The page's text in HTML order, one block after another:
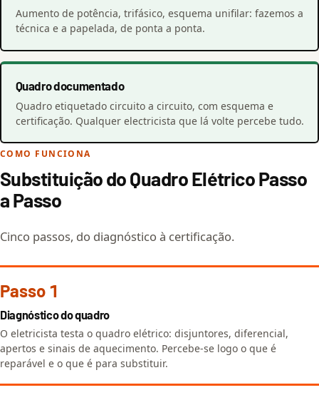
Aumento de potência, trifásico, esquema unifilar: fazemos a
técnica e a papelada, de ponta a ponta.
Quadro documentado
Quadro etiquetado circuito a circuito, com esquema e
certificação. Qualquer electricista que lá volte percebe tudo.
COMO FUNCIONA
Substituição do Quadro Elétrico Passo
a Passo
Cinco passos, do diagnóstico à certificação.
Passo 1
Diagnóstico do quadro
O eletricista testa o quadro elétrico: disjuntores, diferencial,
apertos e sinais de aquecimento. Percebe-se logo o que é
reparável e o que é para substituir.